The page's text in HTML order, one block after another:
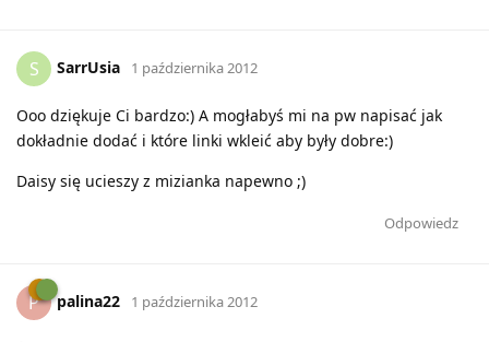
S SarrUsia 1 października 2012
Ooo dziękuje Ci bardzo:) A mogłabyś mi na pw napisać jak
dokładnie dodać i które linki wkleić aby były dobre:)
Daisy się ucieszy z mizianka napewno ;)
Odpowiedz
P palina22 1 października 2012